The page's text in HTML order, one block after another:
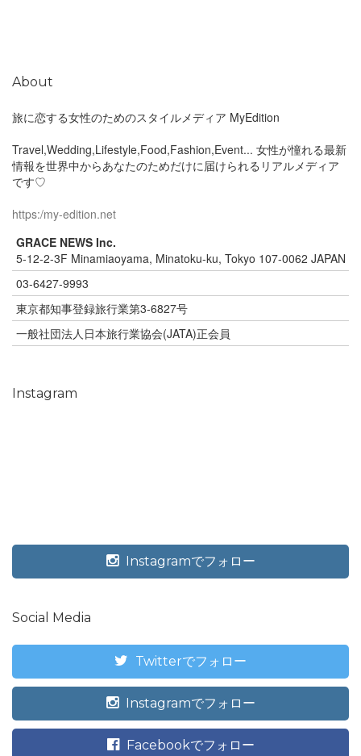
About
旅に恋する女性のためのスタイルメディア MyEdition
Travel,Wedding,Lifestyle,Food,Fashion,Event... 女性が憧れる最新
情報を世界中からあなたのためだけに届けられるリアルメディア
です♡
https:/my-edition.net
GRACE NEWS Inc.
5-12-2-3F Minamiaoyama, Minatoku-ku, Tokyo 107-0062 JAPAN
03-6427-9993
東京都知事登録旅行業第3-6827号
一般社団法人日本旅行業協会(JATA)正会員
Instagram
Instagramでフォロー
Social Media
Twitterでフォロー
Instagramでフォロー
Facebookでフォロー